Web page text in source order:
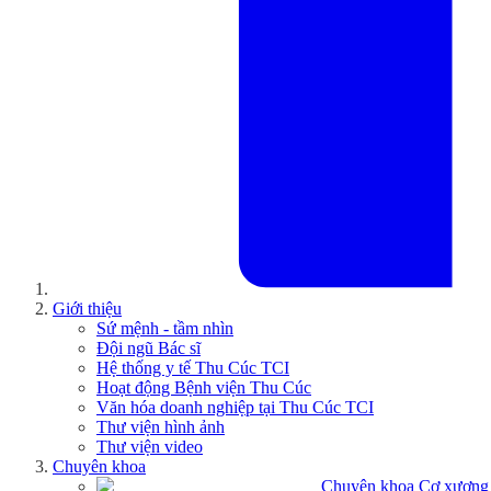
Giới thiệu
Sứ mệnh - tầm nhìn
Đội ngũ Bác sĩ
Hệ thống y tế Thu Cúc TCI
Hoạt động Bệnh viện Thu Cúc
Văn hóa doanh nghiệp tại Thu Cúc TCI
Thư viện hình ảnh
Thư viện video
Chuyên khoa
Chuyên khoa Cơ